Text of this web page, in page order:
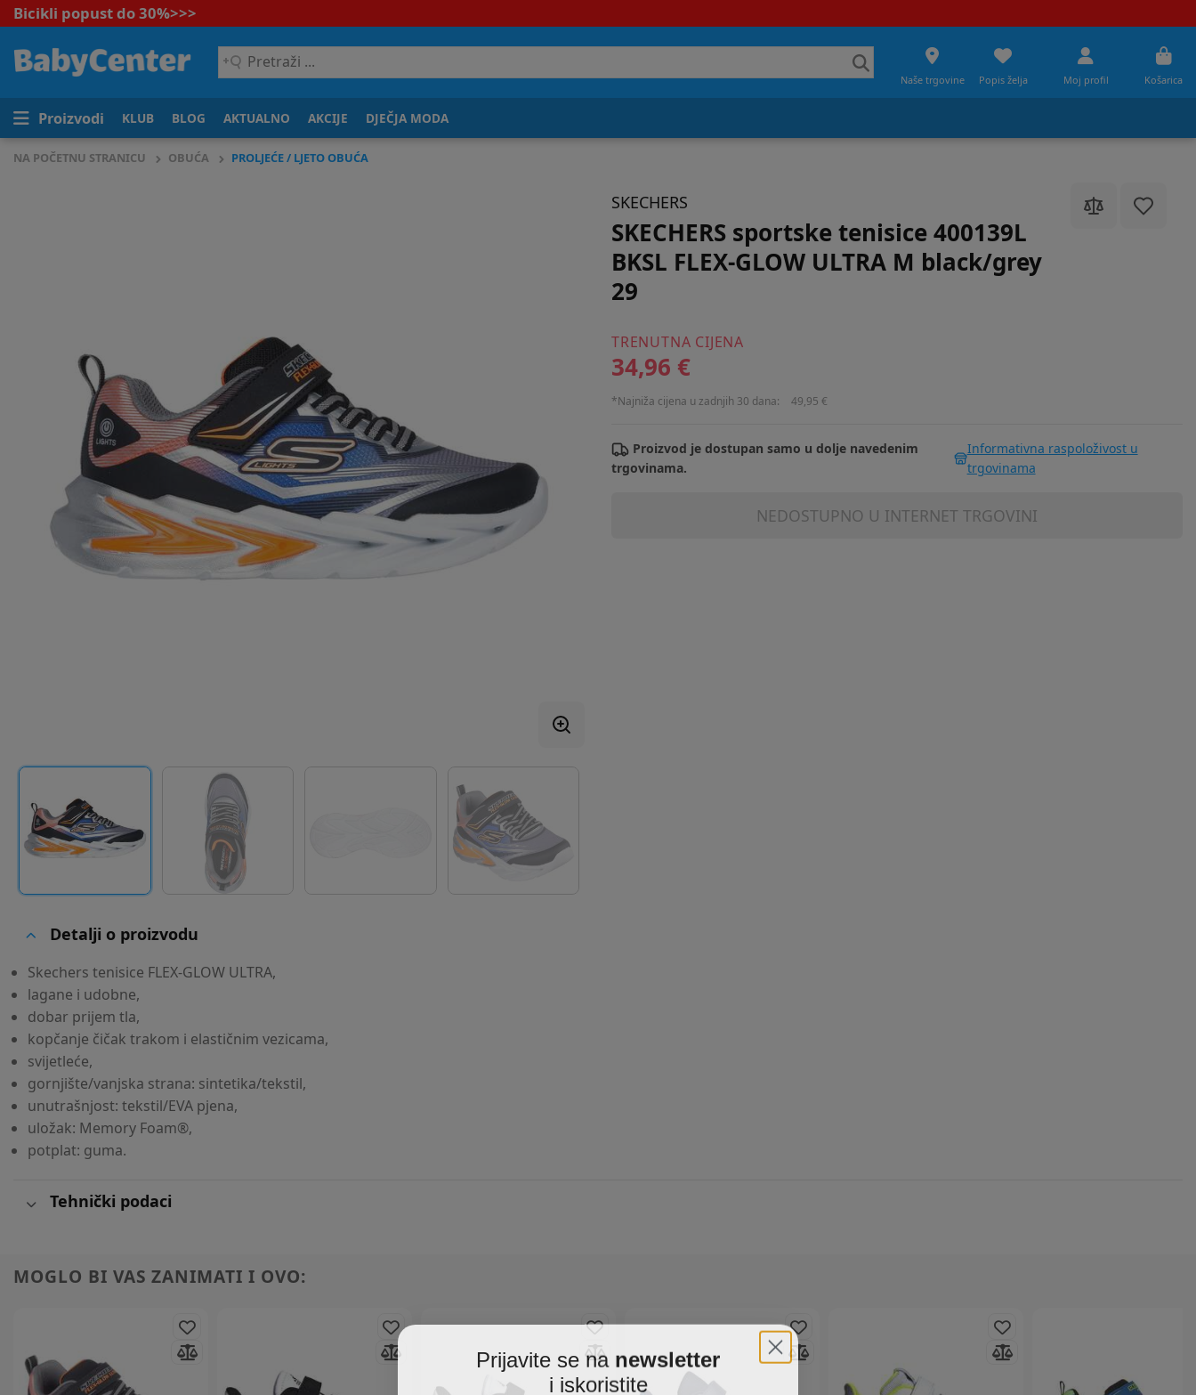
Bicikli popust do 30%>>>
Pretraži
...
Naše trgovine Popis želja Moj profil Košarica
Proizvodi KLUB BLOG AKTUALNO AKCIJE DJEČJA MODA
NA POČETNU STRANICU OBUĆA PROLJEĆE / LJETO OBUĆA
SKECHERS
SKECHERS sportske tenisice 400139L
BKSL FLEX-GLOW ULTRA M black/grey
29
TRENUTNA CIJENA
34,96 €
*Najniža cijena u zadnjih 30 dana: 49,95 €
Proizvod je dostupan samo u dolje navedenim
trgovinama.
Informativna raspoloživost u
trgovinama
NEDOSTUPNO U INTERNET TRGOVINI
Detalji o proizvodu
Skechers tenisice FLEX-GLOW ULTRA,
lagane i udobne,
dobar prijem tla,
kopčanje čičak trakom i elastičnim vezicama,
svijetleće,
gornjište/vanjska strana: sintetika/tekstil,
unutrašnjost: tekstil/EVA pjena,
uložak: Memory Foam®,
potplat: guma.
Tehnički podaci
MOGLO BI VAS ZANIMATI I OVO:
Prijavite se na newsletter
i iskoristite